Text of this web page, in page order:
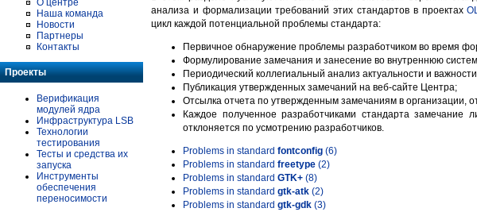
О центре
Наша команда
Новости
Партнеры
Контакты
Проекты
Верификация
модулей ядра
Инфраструктура LSB
Технологии
тестирования
Тесты и средства их
запуска
Инструменты
обеспечения
переносимости
анализа и формализации требований этих стандартов в проектах
цикл каждой потенциальной проблемы стандарта:
Первичное обнаружение проблемы разработчиком во время
Формулирование замечания и занесение во внутреннюю
Периодический коллегиальный анализ актуальности и
Публикация утвержденных замечаний на веб-сайте Центра;
Отсылка отчета по утвержденным замечаниям в организации,
Каждое полученное разработчиками стандарта
отклоняется по усмотрению разработчиков.
Problems in standard fontconfig (6)
Problems in standard freetype (2)
Problems in standard GTK+ (8)
Problems in standard gtk-atk (2)
Problems in standard gtk-gdk (3)